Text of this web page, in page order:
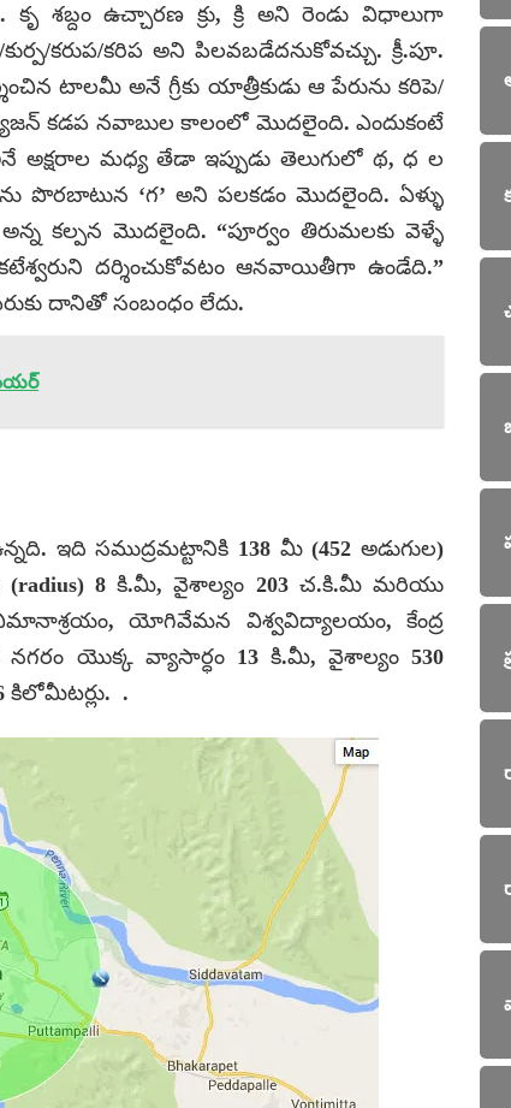
శబ్దం ఉచ్చారణ క్రు, క్రి అని రెండు విధాలుగా
కరుప/కరిప అని పిలవబడేదనుకోవచ్చు. క్రీ.పూ.
టాలమీ అనే గ్రీకు యాత్రీకుడు ఆ పేరును కరిపె/
కడప నవాబుల కాలంలో మొదలైంది. ఎందుకంటే
మధ్య తేడా ఇప్పుడు తెలుగులో థ, ధ ల
ను పొరబాటున ‘గ’ అని పలకడం మొదలైంది. ఏళ్ళు
కల్పన మొదలైంది. “పూర్వం తిరుమలకు వెళ్ళే
దర్శించుకోవటం ఆనవాయితీగా ఉండేది.”
దానితో సంబంధం లేదు.
ఇది సముద్రమట్టానికి 138 మీ (452 అడుగుల)
(radius) 8 కి.మీ, వైశాల్యం 203 చ.కి.మీ మరియు
విమానాశ్రయం, యోగివేమన విశ్వవిద్యాలయం, కేంద్ర
నగరం యొక్క వ్యాసార్ధం 13 కి.మీ, వైశాల్యం 530
కిలోమీటర్లు. .